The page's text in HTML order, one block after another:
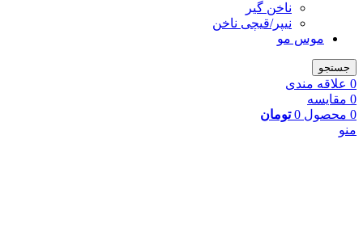
ناخن گیر
نیپر/قیچی ناخن
موس مو
جستجو
0 علاقه مندی
0 مقایسه
0 محصول 0 تومان
منو